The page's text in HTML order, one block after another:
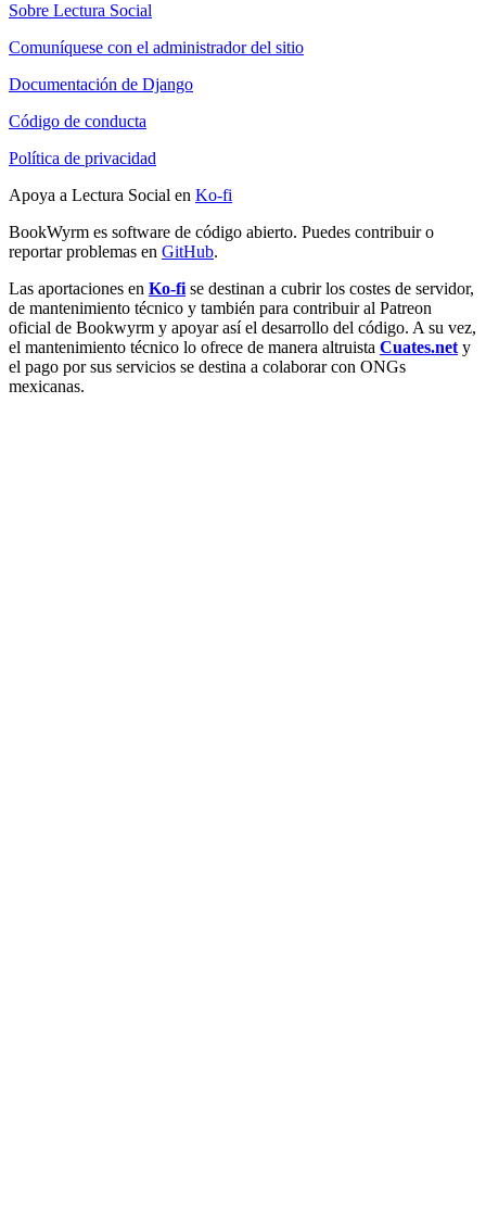
Sobre Lectura Social
Comuníquese con el administrador del sitio
Documentación de Django
Código de conducta
Política de privacidad
Apoya a Lectura Social en Ko-fi
BookWyrm es software de código abierto. Puedes contribuir o
reportar problemas en GitHub.
Las aportaciones en Ko-fi se destinan a cubrir los costes de servidor,
de mantenimiento técnico y también para contribuir al Patreon
oficial de Bookwyrm y apoyar así el desarrollo del código. A su vez,
el mantenimiento técnico lo ofrece de manera altruista Cuates.net y
el pago por sus servicios se destina a colaborar con ONGs
mexicanas.